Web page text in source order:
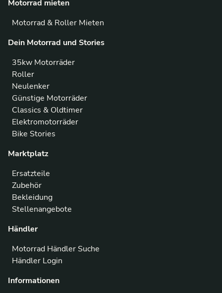
Motorrad mieten
Motorrad & Roller Mieten
Dein Motorrad und Stories
35kw Motorräder
Roller
Neulenker
Günstige Motorräder
Classics & Oldtimer
Elektromotorräder
Bike Stories
Marktplatz
Ersatzteile
Zubehör
Bekleidung
Stellenangebote
Händler
Motorrad Händler Suche
Händler Login
Informationen